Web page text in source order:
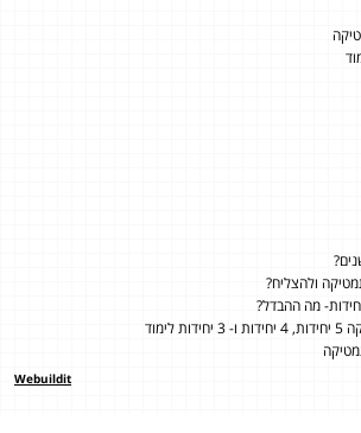
ולהצליח?
Webuildit